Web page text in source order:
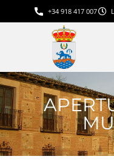
+34 918 417 007